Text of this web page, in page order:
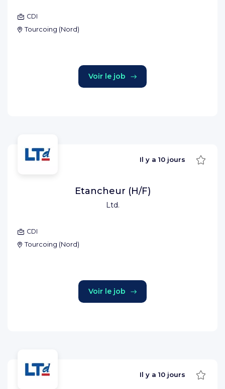
CDI
Tourcoing (Nord)
Voir le job
Ltd.
Il y a 10 jours
Etancheur (H/F)
CDI
Tourcoing (Nord)
Voir le job
Il y a 10 jours